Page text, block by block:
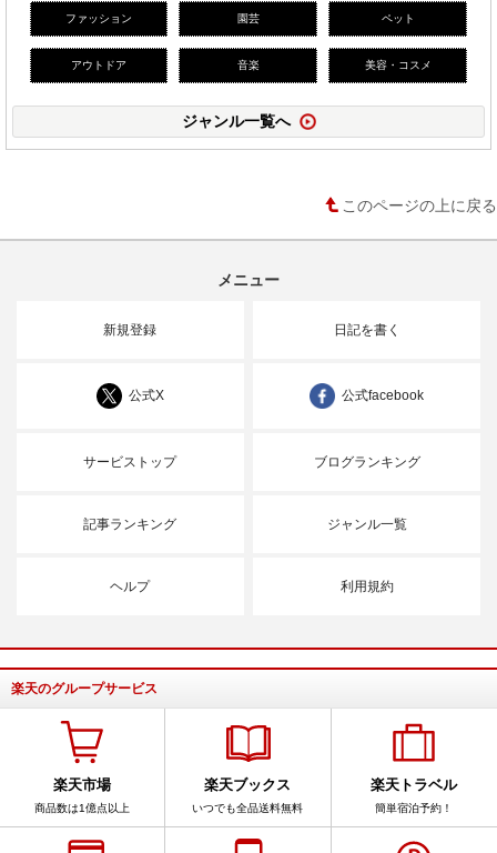
ファッション 園芸 ペット
アウトドア 音楽 美容・コスメ
ジャンル一覧へ
このページの上に戻る
メニュー
新規登録 日記を書く
公式X 公式facebook
サービストップ ブログランキング
記事ランキング ジャンル一覧
ヘルプ 利用規約
楽天のグループサービス
楽天市場
商品数は1億点以上
楽天ブックス
いつでも全品送料無料
楽天トラベル
簡単宿泊予約！